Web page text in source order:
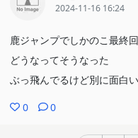
2024-11-16 16:24
鹿ジャンプでしかのこ最終
どうなってそうなった
ぶっ飛んでるけど別に面白
0 0